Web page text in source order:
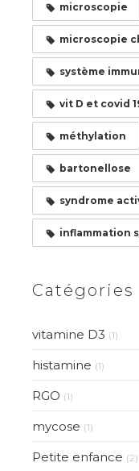
microscopie
microscopie
système
vit D et covid
méthylation
bartonellose
syndrome
inflammation
Catégories
vitamine D3 (1)
histamine (1)
RGO (1)
mycose (1)
Petite enfance (2)